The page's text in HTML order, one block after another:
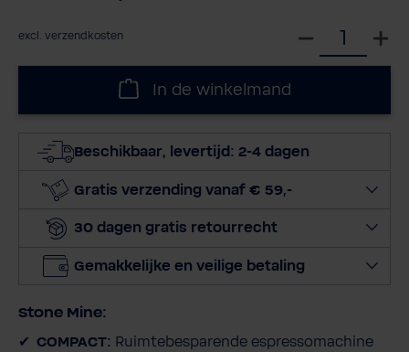
excl. verzendkosten
c
e
h
e
e
In de winkelmand
Beschikbaar, levertijd: 2-4 dagen
Gratis verzending vanaf € 59,-
30 dagen gratis retourrecht
Gemakkelijke en veilige betaling
Stone Mine:
COMPACT: Ruimtebesparende espressomachine